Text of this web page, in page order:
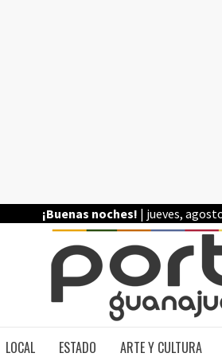
¡Buenas noches! | jueves,
LOCAL ESTADO ARTE Y CULTURA